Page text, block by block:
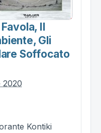
Il
Gli
Soffocato
2020
Kontiki